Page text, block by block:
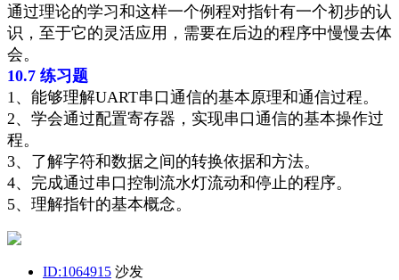
通过理论的学习和这样一个例程对指针有一个初步的认
识，至于它的灵活应用，需要在后边的程序中慢慢去体
会。
10.7 练习题
1 、能够理解UART串口通信的基本原理和通信过程。
2、学会通过配置寄存器，实现串口通信的基本操作过
程。
3、了解字符和数据之间的转换依据和方法。
4、完成通过串口控制流水灯流动和停止的程序。
5、理解指针的基本概念。
ID:1064915 沙发